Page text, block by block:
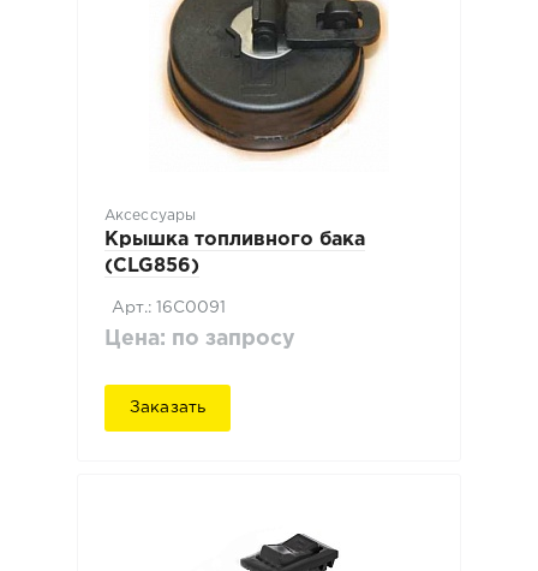
Аксессуары
Крышка топливного бака
(CLG856)
Арт.: 16C0091
Цена: по запросу
Заказать